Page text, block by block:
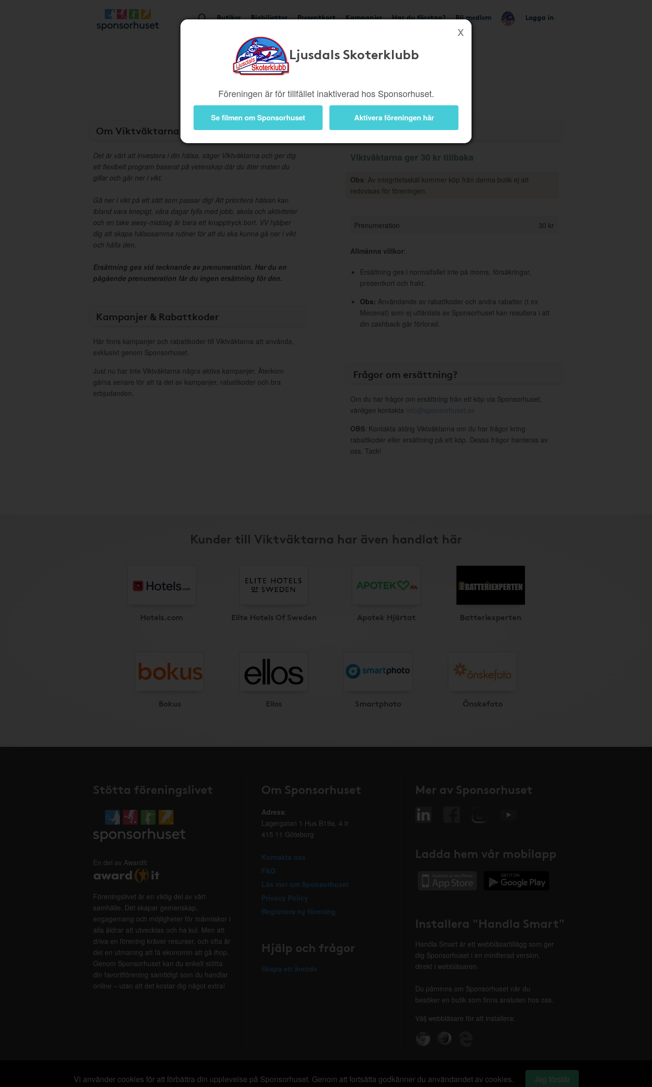
Butiker Biobiljetter Presentkort Kampanjer Har du företag? Bli medlem Logga in
Ljusdals Skoterklubb
Föreningen är för tillfället inaktiverad hos Sponsorhuset.
Se filmen om Sponsorhuset Aktivera föreningen här
Om Viktväktarna
Det är värt att investera i din hälsa, säger Viktväktarna och ger dig
ett flexibelt program baserat på vetenskap där du äter maten du
gillar och går ner i vikt.
Gå ner i vikt på ett sätt som passar dig! Att prioritera hälsan kan
ibland vara knepigt, våra dagar fylls med jobb, skola och aktiviteter
och en take away-middag är bara ett knapptryck bort. VV hjälper
dig att skapa hälsosamma rutiner för att du ska kunna gå ner i vikt
och hålla den.
Ersättning ges vid tecknande av prenumeration. Har du en
pågående prenumeration får du ingen ersättning för den.
Kampanjer & Rabattkoder
Här finns kampanjer och rabattkoder till Viktväktarna att använda,
exklusivt genom Sponsorhuset.
Just nu har inte Viktväktarna några aktiva kampanjer. Återkom
gärna senare för att ta del av kampanjer, rabattkoder och bra
erbjudanden.
Information
Viktväktarna ger 30 kr tillbaka
Obs: Av integritetsskäl kommer köp från denna butik ej att
redovisas för föreningen.
Prenumeration 30 kr
Allmänna villkor:
Ersättning ges i normalfallet inte på moms, försäkringar,
presentkort och frakt.
Obs: Användande av rabattkoder och andra rabatter (t ex
Mecenat) som ej utfärdats av Sponsorhuset kan resultera i att
din cashback går förlorad.
Frågor om ersättning?
Om du har frågor om ersättning från ett köp via Sponsorhuset,
vänligen kontakta info@sponsorhuset.se
OBS: Kontakta aldrig Viktväktarna om du har frågor kring
rabattkoder eller ersättning på ett köp. Dessa frågor hanteras av
oss. Tack!
Kunder till Viktväktarna har även handlat här
Hotels.com Elite Hotels Of Sweden Apotek Hjärtat Batteriexperten
Bokus Ellos Smartphoto Önskefoto
Stötta föreningslivet
En del av AwardIt
Föreningslivet är en viktig del av vårt
samhälle. Det skapar gemenskap,
engagemang och möjligheter för människor i
alla åldrar att utvecklas och ha kul. Men att
driva en förening kräver resurser, och ofta är
det en utmaning att få ekonomin att gå ihop.
Genom Sponsorhuset kan du enkelt stötta
din favoritförening samtidigt som du handlar
online – utan att det kostar dig något extra!
Om Sponsorhuset
Adress:
Lagergatan 1 Hus B19a, 4 tr
415 11 Göteborg
Kontakta oss
FAQ
Läs mer om Sponsorhuset
Privacy Policy
Registrera ny förening
Hjälp och frågor
Skapa ett ärende
Mer av Sponsorhuset
Ladda hem vår mobilapp
Installera "Handla Smart"
Handla Smart är ett webbläsartillägg som ger
dig Sponsorhuset i en minifierad version,
direkt i webbläsaren.
Du påminns om Sponsorhuset när du
besöker en butik som finns ansluten hos oss.
Välj webbläsare för att installera:
Vi använder cookies för att förbättra din upplevelse på Sponsorhuset. Genom att fortsätta godkänner du användandet av cookies. Jag förstår